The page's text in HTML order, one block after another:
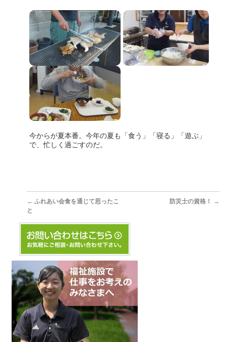
今からが夏本番。今年の夏も「食う」「寝る」「遊ぶ」
で、忙しく過ごすのだ。
← ふれあい会食を通じて思ったこ
と
防災士の資格！ →